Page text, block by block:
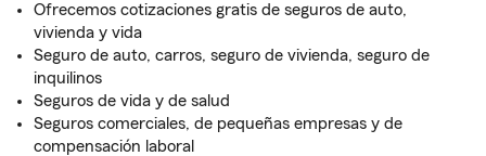
Ofrecemos cotizaciones gratis de seguros de auto,
vivienda y vida
Seguro de auto, carros, seguro de vivienda, seguro de
inquilinos
Seguros de vida y de salud
Seguros comerciales, de pequeñas empresas y de
compensación laboral